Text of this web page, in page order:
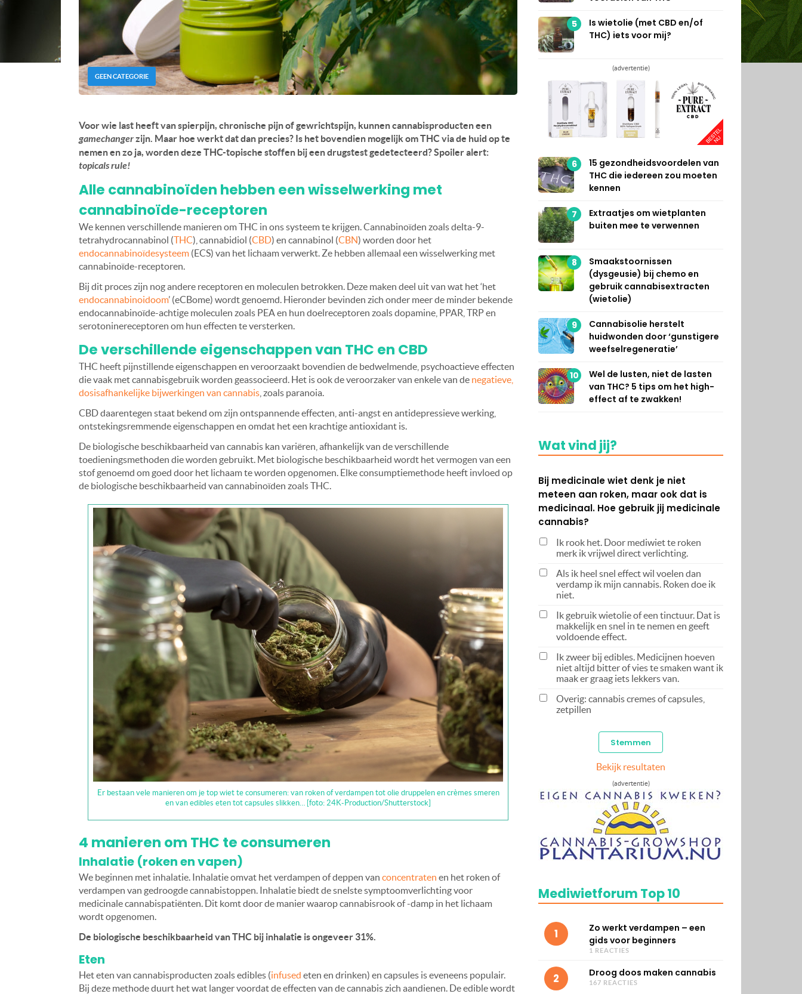
GEEN CATEGORIE
Voor wie last heeft van spierpijn, chronische pijn of gewrichtspijn, kunnen cannabisproducten een
gamechangerzijn. Maar hoe werkt dat dan precies? Is het bovendien mogelijk om THC via de huid op te
nemen en zo ja, worden deze THC-topische stoffen bij een drugstest gedetecteerd? Spoiler alert:
topicals rule!
Alle cannabinoïden hebben een wisselwerking met
cannabinoïde-receptoren
We kennen verschillende manieren om THC in ons systeem te krijgen. Cannabinoïden zoals delta-9-
tetrahydrocannabinol (THC), cannabidiol (CBD) en cannabinol (CBN) worden door het
endocannabinoïdesysteem (ECS) van het lichaam verwerkt. Ze hebben allemaal een wisselwerking met
cannabinoïde-receptoren.
Bij dit proces zijn nog andere receptoren en moleculen betrokken. Deze maken deel uit van wat het ‘het
endocannabinoidoom’ (eCBome) wordt genoemd. Hieronder bevinden zich onder meer de minder bekende
endocannabinoïde-achtige moleculen zoals PEA en hun doelreceptoren zoals dopamine, PPAR, TRP en
serotoninereceptoren om hun effecten te versterken.
De verschillende eigenschappen van THC en CBD
THC heeft pijnstillende eigenschappen en veroorzaakt bovendien de bedwelmende, psychoactieve effecten
die vaak met cannabisgebruik worden geassocieerd. Het is ook de veroorzaker van enkele van de negatieve,
dosisafhankelijke bijwerkingen van cannabis , zoals paranoia.
CBD daarentegen staat bekend om zijn ontspannende effecten, anti-angst en antidepressieve werking,
ontstekingsremmende eigenschappen en omdat het een krachtige antioxidant is.
De biologische beschikbaarheid van cannabis kan variëren, afhankelijk van de verschillende
toedieningsmethoden die worden gebruikt. Met biologische beschikbaarheid wordt het vermogen van een
stof genoemd om goed door het lichaam te worden opgenomen. Elke consumptiemethode heeft invloed op
de biologische beschikbaarheid van cannabinoïden zoals THC.
Er bestaan vele manieren om je top wiet te consumeren: van roken of verdampen tot olie druppelen en crèmes smeren
en van edibles eten tot capsules slikken… [foto: 24K-Production/Shutterstock]
4 manieren om THC te consumeren
Inhalatie (roken en vapen)
We beginnen met inhalatie. Inhalatie omvat het verdampen of deppen van concentraten en het roken of
verdampen van gedroogde cannabistoppen. Inhalatie biedt de snelste symptoomverlichting voor
medicinale cannabispatiënten. Dit komt door de manier waarop cannabisrook of -damp in het lichaam
wordt opgenomen.
De biologische beschikbaarheid van THC bij inhalatie is ongeveer 31%.
Eten
Het eten van cannabisproducten zoals edibles (infused eten en drinken) en capsules is eveneens populair.
Bij deze methode duurt het wat langer voordat de effecten van de cannabis zich aandienen. De edible wordt
5
Is wietolie (met CBD en/of
THC) iets voor mij?
(advertentie)
6
15 gezondheidsvoordelen van
THC die iedereen zou moeten
kennen
7
Extraatjes om wietplanten
buiten mee te verwennen
8
Smaakstoornissen
(dysgeusie) bij chemo en
gebruik cannabisextracten
(wietolie)
9
Cannabisolie herstelt
huidwonden door ‘gunstigere
weefselregeneratie’
10
Wel de lusten, niet de lasten
van THC? 5 tips om het high-
effect af te zwakken!
Wat vind jij?
Bij medicinale wiet denk je niet
meteen aan roken, maar ook dat is
medicinaal. Hoe gebruik jij medicinale
cannabis?
Ik rook het. Door mediwiet te roken
merk ik vrijwel direct verlichting.
Als ik heel snel effect wil voelen dan
verdamp ik mijn cannabis. Roken doe ik
niet.
Ik gebruik wietolie of een tinctuur. Dat is
makkelijk en snel in te nemen en geeft
voldoende effect.
Ik zweer bij edibles. Medicijnen hoeven
niet altijd bitter of vies te smaken want ik
maak er graag iets lekkers van.
Overig: cannabis cremes of capsules,
zetpillen
Bekijk resultaten
(advertentie)
Mediwietforum Top 10
1
Zo werkt verdampen – een
gids voor beginners
1 REACTIES
2 Droog doos maken cannabis
167 REACTIES